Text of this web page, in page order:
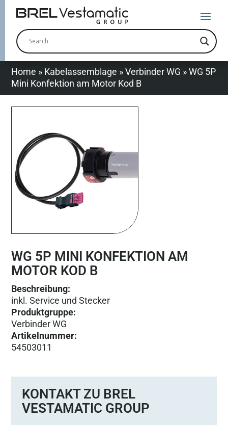
Home » Kabelassemblage »Verbinder WG »WG 5P
Mini Konfektion am Motor Kod B
WG 5P MINI KONFEKTION AM
MOTOR KOD B
Beschreibung:
inkl. Service und Stecker
Produktgruppe:
Verbinder WG
Artikelnummer:
54503011
KONTAKT ZU BREL
VESTAMATIC GROUP